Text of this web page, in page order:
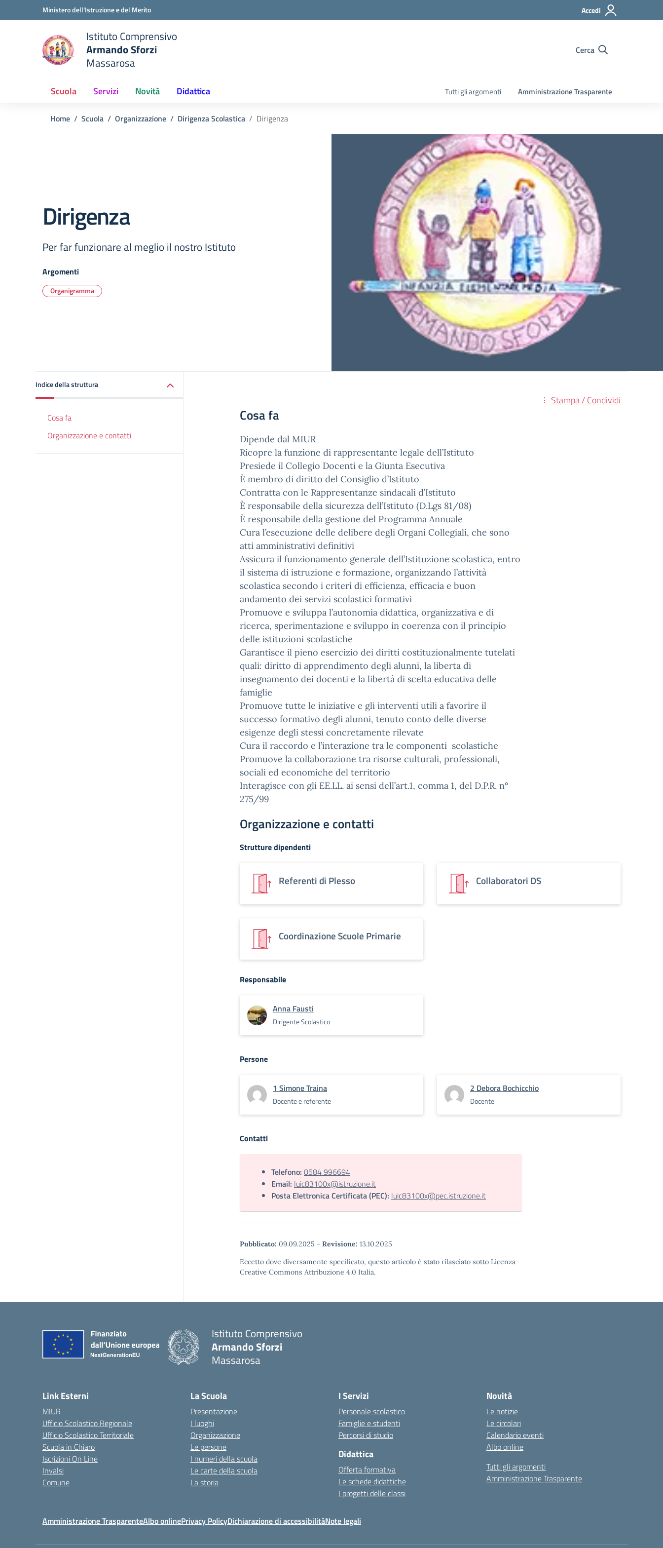
Vai ai contenuti
Vai al menu di navigazioneMinistero dell'Istruzione e del Merito Accedi
scuola
Istituto Comprensivo
Armando Sforzi
Massarosa
Cerca
Scuola Servizi Novità Didattica Tutti gli argomenti Amministrazione Trasparente
Home Scuola Organizzazione Dirigenza Scolastica Dirigenza
Dirigenza
Per far funzionare al meglio il nostro Istituto
Argomenti
Organigramma
Indice della struttura
Cosa fa
Organizzazione e contatti
Stampa / Condividi
Cosa fa
Dipende dal MIUR
Ricopre la funzione di rappresentante legale dell’Istituto
Presiede il Collegio Docenti e la Giunta Esecutiva
È membro di diritto del Consiglio d’Istituto
Contratta con le Rappresentanze sindacali d’Istituto
È responsabile della sicurezza dell’Istituto (D.Lgs 81/08)
È responsabile della gestione del Programma Annuale
Cura l’esecuzione delle delibere degli Organi Collegiali, che sono
atti amministrativi definitivi
Assicura il funzionamento generale dell’Istituzione scolastica, entro
il sistema di istruzione e formazione, organizzando l’attività
scolastica secondo i criteri di efficienza, efficacia e buon
andamento dei servizi scolastici formativi
Promuove e sviluppa l’autonomia didattica, organizzativa e di
ricerca, sperimentazione e sviluppo in coerenza con il principio
delle istituzioni scolastiche
Garantisce il pieno esercizio dei diritti costituzionalmente tutelati
quali: diritto di apprendimento degli alunni, la liberta di
insegnamento dei docenti e la libertà di scelta educativa delle
famiglie
Promuove tutte le iniziative e gli interventi utili a favorire il
successo formativo degli alunni, tenuto conto delle diverse
esigenze degli stessi concretamente rilevate
Cura il raccordo e l’interazione tra le componenti scolastiche
Promuove la collaborazione tra risorse culturali, professionali,
sociali ed economiche del territorio
Interagisce con gli EE.LL. ai sensi dell’art.1, comma 1, del D.P.R. n°
275/99
Organizzazione e contatti
Strutture dipendenti
Referenti di Plesso Collaboratori DS
Coordinazione Scuole Primarie
Responsabile
Anna Fausti
Dirigente Scolastico
Persone
1 Simone Traina
Docente e referente
2 Debora Bochicchio
Docente
Contatti
Telefono: 0584 996694
Email: luic83100x@istruzione.it
Posta Elettronica Certificata (PEC): luic83100x@pec.istruzione.it
Pubblicato: 09.09.2025 - Revisione: 13.10.2025
Eccetto dove diversamente specificato, questo articolo è stato rilasciato sotto Licenza
Creative Commons Attribuzione 4.0 Italia.
Istituto Comprensivo
Armando Sforzi
Massarosa
Link Esterni
MIUR
Ufficio Scolastico Regionale
Ufficio Scolastico Territoriale
Scuola in Chiaro
Iscrizioni On Line
Invalsi
Comune
La Scuola
Presentazione
I luoghi
Organizzazione
Le persone
I numeri della scuola
Le carte della scuola
La storia
I Servizi
Personale scolastico
Famiglie e studenti
Percorsi di studio
Didattica
Offerta formativa
Le schede didattiche
I progetti delle classi
Novità
Le notizie
Le circolari
Calendario eventi
Albo online
Tutti gli argomenti
Amministrazione Trasparente
Amministrazione TrasparenteAlbo onlinePrivacy PolicyDichiarazione di accessibilitàNote legali